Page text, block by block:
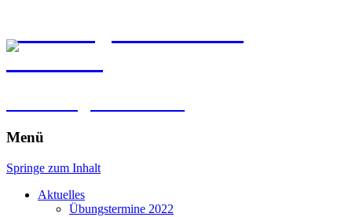
Kirchberg
Menü
Springe zum Inhalt
Aktuelles
Übungstermine 2022